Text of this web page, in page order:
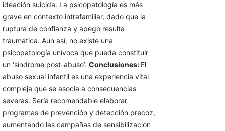
ideación suicida. La psicopatología es más
grave en contexto intrafamiliar, dado que la
ruptura de confianza y apego resulta
traumática. Aun así, no existe una
psicopatología unívoca que pueda constituir
un ‘síndrome post-abuso’. Conclusiones: El
abuso sexual infantil es una experiencia vital
compleja que se asocia a consecuencias
severas. Sería recomendable elaborar
programas de prevención y detección precoz,
aumentando las campañas de sensibilización